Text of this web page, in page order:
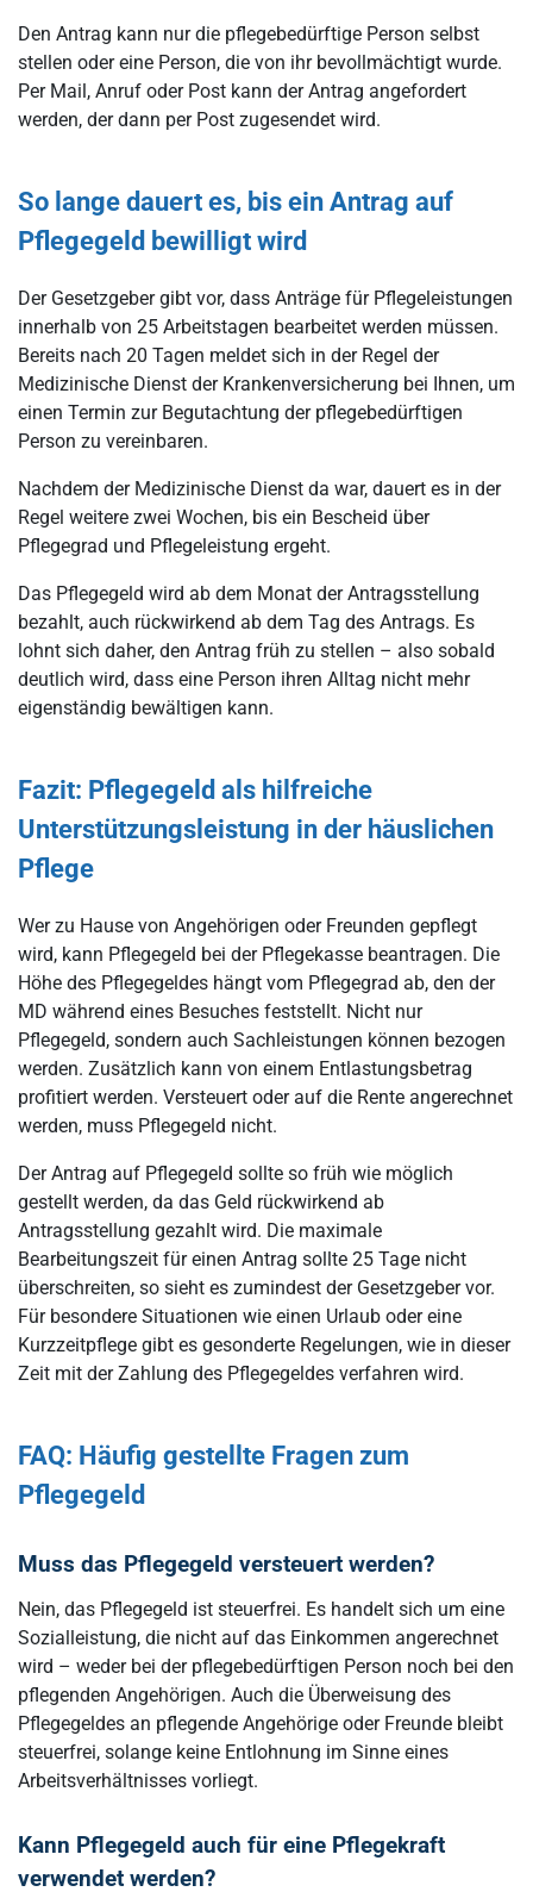
Den Antrag kann nur die pflegebedürftige Person selbst
stellen oder eine Person, die von ihr bevollmächtigt wurde.
Per Mail, Anruf oder Post kann der Antrag angefordert
werden, der dann per Post zugesendet wird.
So lange dauert es, bis ein Antrag auf
Pflegegeld bewilligt wird
Der Gesetzgeber gibt vor, dass Anträge für Pflegeleistungen
innerhalb von 25 Arbeitstagen bearbeitet werden müssen.
Bereits nach 20 Tagen meldet sich in der Regel der
Medizinische Dienst der Krankenversicherung bei Ihnen, um
einen Termin zur Begutachtung der pflegebedürftigen
Person zu vereinbaren.
Nachdem der Medizinische Dienst da war, dauert es in der
Regel weitere zwei Wochen, bis ein Bescheid über
Pflegegrad und Pflegeleistung ergeht.
Das Pflegegeld wird ab dem Monat der Antragsstellung
bezahlt, auch rückwirkend ab dem Tag des Antrags. Es
lohnt sich daher, den Antrag früh zu stellen – also sobald
deutlich wird, dass eine Person ihren Alltag nicht mehr
eigenständig bewältigen kann.
Fazit: Pflegegeld als hilfreiche
Unterstützungsleistung in der häuslichen
Pflege
Wer zu Hause von Angehörigen oder Freunden gepflegt
wird, kann Pflegegeld bei der Pflegekasse beantragen. Die
Höhe des Pflegegeldes hängt vom Pflegegrad ab, den der
MD während eines Besuches feststellt. Nicht nur
Pflegegeld, sondern auch Sachleistungen können bezogen
werden. Zusätzlich kann von einem Entlastungsbetrag
profitiert werden. Versteuert oder auf die Rente angerechnet
werden, muss Pflegegeld nicht.
Der Antrag auf Pflegegeld sollte so früh wie möglich
gestellt werden, da das Geld rückwirkend ab
Antragsstellung gezahlt wird. Die maximale
Bearbeitungszeit für einen Antrag sollte 25 Tage nicht
überschreiten, so sieht es zumindest der Gesetzgeber vor.
Für besondere Situationen wie einen Urlaub oder eine
Kurzzeitpflege gibt es gesonderte Regelungen, wie in dieser
Zeit mit der Zahlung des Pflegegeldes verfahren wird.
FAQ: Häufig gestellte Fragen zum
Pflegegeld
Muss das Pflegegeld versteuert werden?
Nein, das Pflegegeld ist steuerfrei. Es handelt sich um eine
Sozialleistung, die nicht auf das Einkommen angerechnet
wird – weder bei der pflegebedürftigen Person noch bei den
pflegenden Angehörigen. Auch die Überweisung des
Pflegegeldes an pflegende Angehörige oder Freunde bleibt
steuerfrei, solange keine Entlohnung im Sinne eines
Arbeitsverhältnisses vorliegt.
Kann Pflegegeld auch für eine Pflegekraft
verwendet werden?